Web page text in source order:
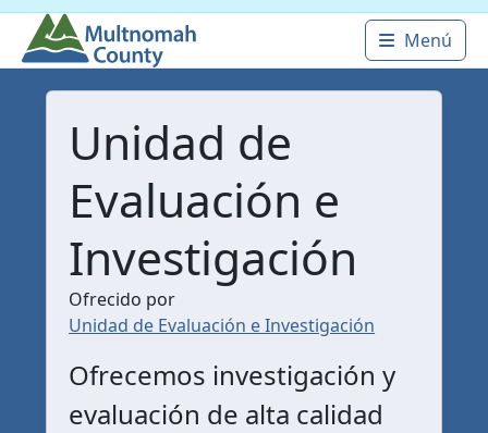
Main
Menú
Unidad de
Evaluación e
Investigación
Ofrecido por
Unidad de Evaluación e Investigación
Ofrecemos investigación y
evaluación de alta calidad